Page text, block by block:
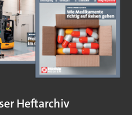
Heftarchiv